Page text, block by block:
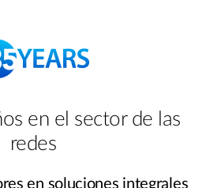
en el sector de las
redes
en soluciones integrales